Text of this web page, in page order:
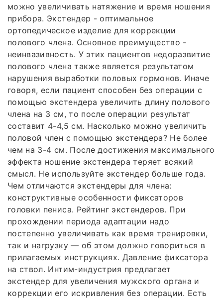
можно увеличивать натяжение и время ношения
прибора. Экстендер - оптимальное
ортопедическое изделие для коррекции
полового члена. Основное преимущество -
неинвазивность. У этих пациентов недоразвитие
полового члена также является результатом
нарушения выработки половых гормонов. Иначе
говоря, если пациент способен без операции с
помощью экстендера увеличить длину полового
члена на 3 см, то после операции результат
составит 4-4,5 см. Насколько можно увеличить
половой член с помощью экстендера? Не более
чем на 3-4 см. После достижения максимального
эффекта ношение экстендера теряет всякий
смысл. Не используйте экстендер больше года.
Чем отличаются экстендеры для члена:
конструктивные особенности фиксаторов
головки пениса. Рейтинг экстендеров. При
прохождении периода адаптации надо
постепенно увеличивать как время тренировки,
так и нагрузку — об этом должно говориться в
прилагаемых инструкциях. Давление фиксатора
на ствол. Интим-индустрия предлагает
экстендер для увеличения мужского органа и
коррекции его искривления без операции. Есть